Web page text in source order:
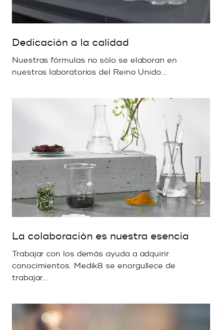
Dedicación a la calidad
Nuestras fórmulas no sólo se elaboran en
nuestros laboratorios del Reino Unido...
La colaboración es nuestra esencia
Trabajar con los demás ayuda a adquirir
conocimientos. Medik8 se enorgullece de
trabajar...